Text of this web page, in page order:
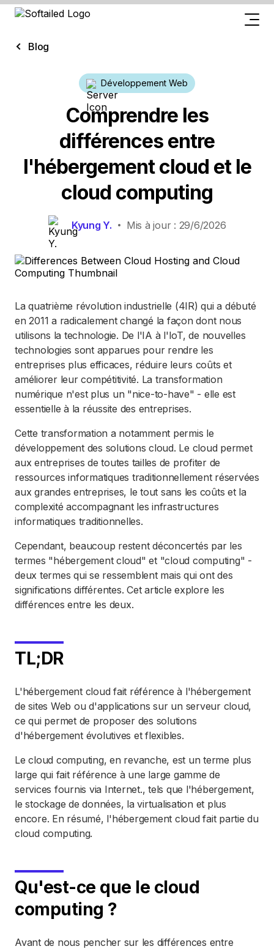
Blog
Développement Web
Comprendre les
différences entre
l'hébergement cloud et le
cloud computing
Kyung Y. Mis à jour : 29/6/2026
La quatrième révolution industrielle (4IR) qui a débuté
en 2011 a radicalement changé la façon dont nous
utilisons la technologie. De l'IA à l'IoT, de nouvelles
technologies sont apparues pour rendre les
entreprises plus efficaces, réduire leurs coûts et
améliorer leur compétitivité. La transformation
numérique n'est plus un "nice-to-have" - elle est
essentielle à la réussite des entreprises.
Cette transformation a notamment permis le
développement des solutions cloud. Le cloud permet
aux entreprises de toutes tailles de profiter de
ressources informatiques traditionnellement réservées
aux grandes entreprises, le tout sans les coûts et la
complexité accompagnant les infrastructures
informatiques traditionnelles.
Cependant, beaucoup restent déconcertés par les
termes "hébergement cloud" et "cloud computing" -
deux termes qui se ressemblent mais qui ont des
significations différentes. Cet article explore les
différences entre les deux.
TL;DR
L'hébergement cloud fait référence à l'hébergement
de sites Web ou d'applications sur un serveur cloud,
ce qui permet de proposer des solutions
d'hébergement évolutives et flexibles.
Le cloud computing, en revanche, est un terme plus
large qui fait référence à une large gamme de
services fournis via Internet., tels que l'hébergement,
le stockage de données, la virtualisation et plus
encore. En résumé, l'hébergement cloud fait partie du
cloud computing.
Qu'est-ce que le cloud
computing ?
Avant de nous pencher sur les différences entre